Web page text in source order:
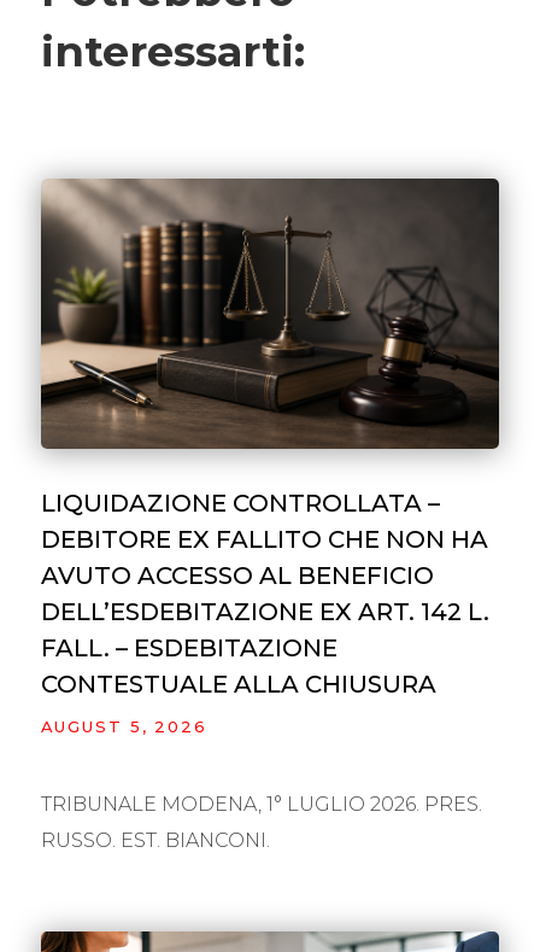
interessarti:
LIQUIDAZIONE CONTROLLATA –
DEBITORE EX FALLITO CHE NON HA
AVUTO ACCESSO AL BENEFICIO
DELL’ESDEBITAZIONE EX ART. 142 L.
FALL. – ESDEBITAZIONE
CONTESTUALE ALLA CHIUSURA
AUGUST 5, 2026
TRIBUNALE MODENA, 1° LUGLIO 2026. PRES.
RUSSO. EST. BIANCONI.